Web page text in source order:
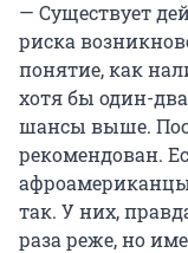
— Существует
риска
понятие, как
хотя бы один-
шансы выше.
рекомендован.
так. У них,
раза реже, но